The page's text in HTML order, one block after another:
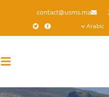
main
contact@usms.ma
Arabic